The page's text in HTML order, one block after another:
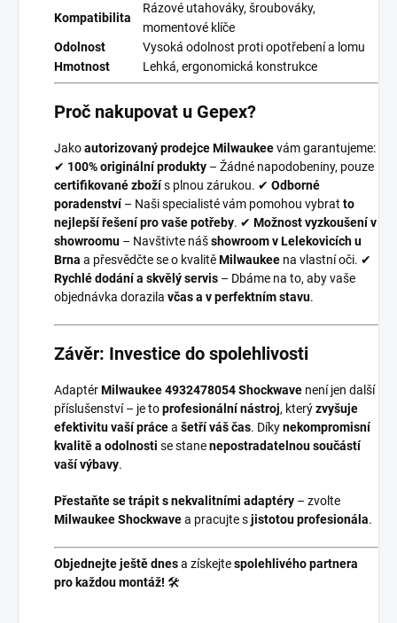
Kompatibilita
Rázové utahováky, šroubováky,
momentové klíče
Odolnost
Vysoká odolnost proti opotřebení a lomu
Hmotnost
Lehká, ergonomická konstrukce
Proč nakupovat u Gepex?
Jakoautorizovaný prodejce Milwaukeevám garantujeme:
✔ 100% originální produkty – Žádné napodobeniny, pouze
certifikované zbožís plnou zárukou. ✔ Odborné
poradenství– Naši specialisté vám pomohou vybrat to
nejlepší řešení pro vaše potřeby. ✔ Možnost vyzkoušení v
showroomu – Navštivte nášshowroom v Lelekovicích u
Brna a přesvědčte se o kvalitěMilwaukee na vlastní oči. ✔
Rychlé dodání a skvělý servis – Dbáme na to, aby vaše
objednávka dorazila včas a v perfektním stavu.
Závěr: Investice do spolehlivosti
AdaptérMilwaukee 4932478054 Shockwave není jen další
příslušenství – je toprofesionální nástroj, kterýzvyšuje
efektivitu vaší prácea šetří váš čas. Díkynekompromisní
kvalitě a odolnosti se stanenepostradatelnou součástí
vaší výbavy.
Přestaňte se trápit s nekvalitními adaptéry – zvolte
Milwaukee Shockwavea pracujte sjistotou profesionála.
Objednejte ještě dnesa získejtespolehlivého partnera
pro každou montáž! 🛠️